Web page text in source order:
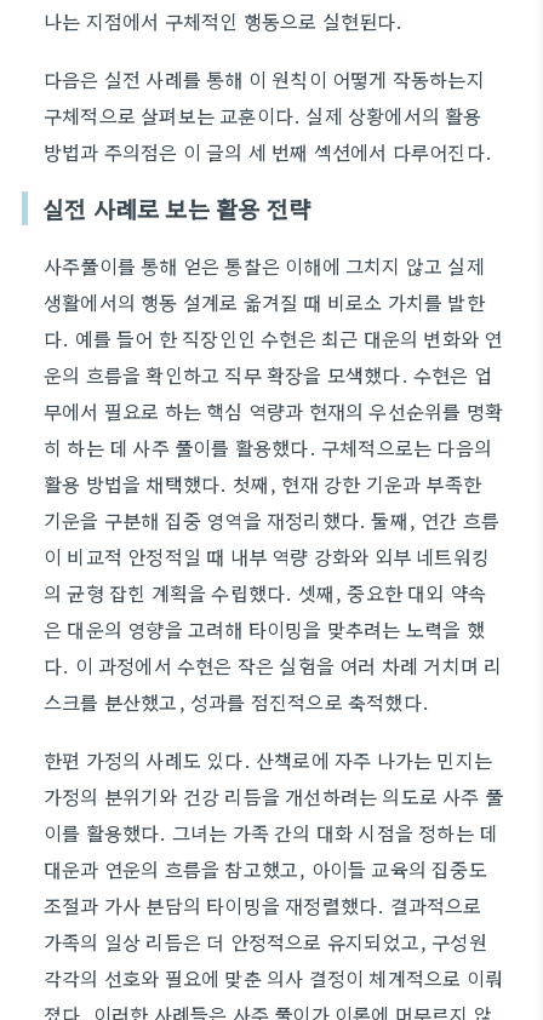
나는 지점에서 구체적인 행동으로 실현된다.
다음은 실전 사례를 통해 이 원칙이 어떻게 작동하는지
구체적으로 살펴보는 교훈이다. 실제 상황에서의 활용
방법과 주의점은 이 글의 세 번째 섹션에서 다루어진다.
실전 사례로 보는 활용 전략
사주풀이를 통해 얻은 통찰은 이해에 그치지 않고 실제
생활에서의 행동 설계로 옮겨질 때 비로소 가치를 발한
다. 예를 들어 한 직장인인 수현은 최근 대운의 변화와 연
운의 흐름을 확인하고 직무 확장을 모색했다. 수현은 업
무에서 필요로 하는 핵심 역량과 현재의 우선순위를 명확
히 하는 데 사주 풀이를 활용했다. 구체적으로는 다음의
활용 방법을 채택했다. 첫째, 현재 강한 기운과 부족한
기운을 구분해 집중 영역을 재정리했다. 둘째, 연간 흐름
이 비교적 안정적일 때 내부 역량 강화와 외부 네트워킹
의 균형 잡힌 계획을 수립했다. 셋째, 중요한 대외 약속
은 대운의 영향을 고려해 타이밍을 맞추려는 노력을 했
다. 이 과정에서 수현은 작은 실험을 여러 차례 거치며 리
스크를 분산했고, 성과를 점진적으로 축적했다.
한편 가정의 사례도 있다. 산책로에 자주 나가는 민지는
가정의 분위기와 건강 리듬을 개선하려는 의도로 사주 풀
이를 활용했다. 그녀는 가족 간의 대화 시점을 정하는 데
대운과 연운의 흐름을 참고했고, 아이들 교육의 집중도
조절과 가사 분담의 타이밍을 재정렬했다. 결과적으로
가족의 일상 리듬은 더 안정적으로 유지되었고, 구성원
각각의 선호와 필요에 맞춘 의사 결정이 체계적으로 이뤄
졌다. 이러한 사례들은 사주 풀이가 이론에 머무르지 않